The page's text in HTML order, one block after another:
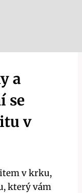
a
se‌
v
v ⁢krku,⁤
který ⁤vám